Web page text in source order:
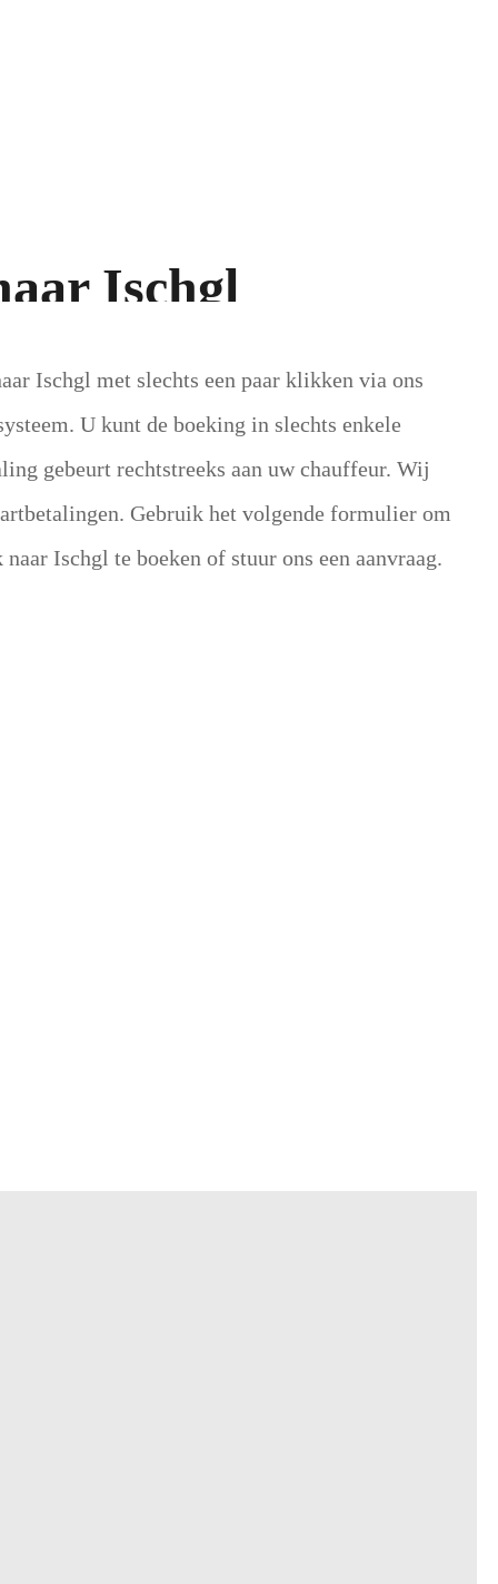
Ischgl
Ischgl met slechts een paar klikken via ons
U kunt de boeking in slechts enkele
gebeurt rechtstreeks aan uw chauffeur. Wij
Gebruik het volgende formulier om
Ischgl te boeken of stuur ons een aanvraag.